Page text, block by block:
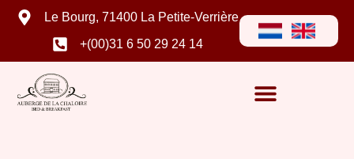
Le Bourg, 71400 La Petite-Verrière
+(00)31 6 50 29 24 14